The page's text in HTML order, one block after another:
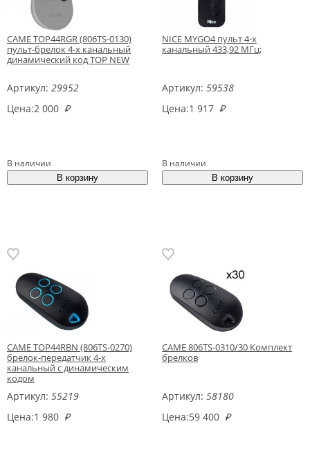
CAME TOP44RGR (806TS-0130)
пульт-брелок 4-х канальный
динамический код TOP NEW
Артикул: 29952
Цена:2 000 ₽
В наличии
NICE MYGO4 пульт 4-х
канальный 433,92 МГц;
Артикул: 59538
Цена:1 917 ₽
В наличии
CAME TOP44RBN (806TS-0270)
брелок-передатчик 4-х
канальный с динамическим
кодом
Артикул: 55219
Цена:1 980 ₽
CAME 806TS-0310/30 Комплект
брелков
Артикул: 58180
Цена:59 400 ₽